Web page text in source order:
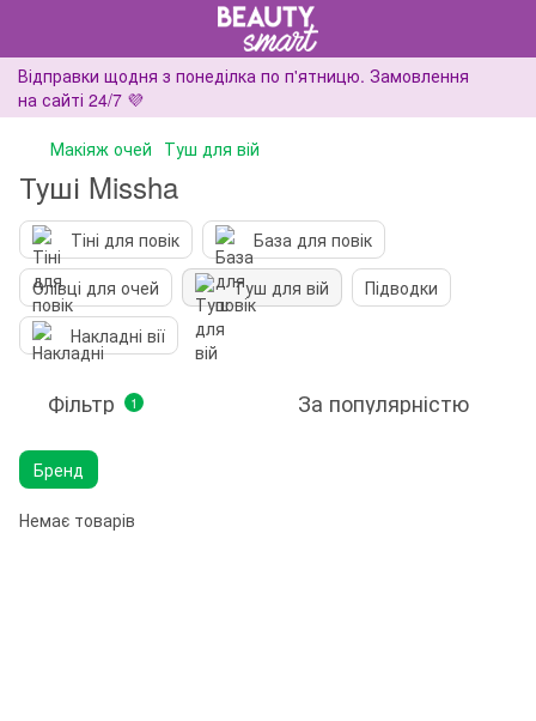
Відправки щодня з понеділка по п'ятницю. Замовлення
на сайті 24/7 💜
Макіяж очей Туш для вій
Туші Missha
Тіні для повік
База для повік
Олівці для очей
Туш для вій
Підводки
Накладні вії
Фільтр 1 За популярністю
Бренд
Немає товарів